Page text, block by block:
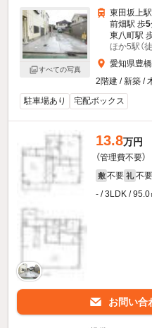
すべての写真
東田坂上
前畑駅 歩5
東八町駅
ほか5駅（
愛知県豊
2階建 / 新築 /
駐車場あり
宅配ボックス
13.8万円
（管理費不要）
敷 不要 礼 不要
- / 3LDK / 95.0
お問い合